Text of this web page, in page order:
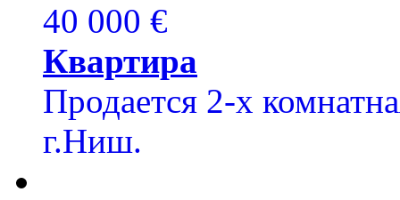
40 000 €
Квартира
Продается 2-х
г.Ниш.